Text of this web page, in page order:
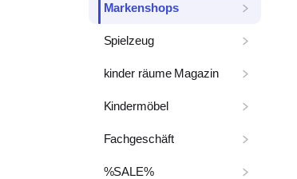
Markenshops
Spielzeug
kinder räume Magazin
Kindermöbel
Fachgeschäft
%SALE%